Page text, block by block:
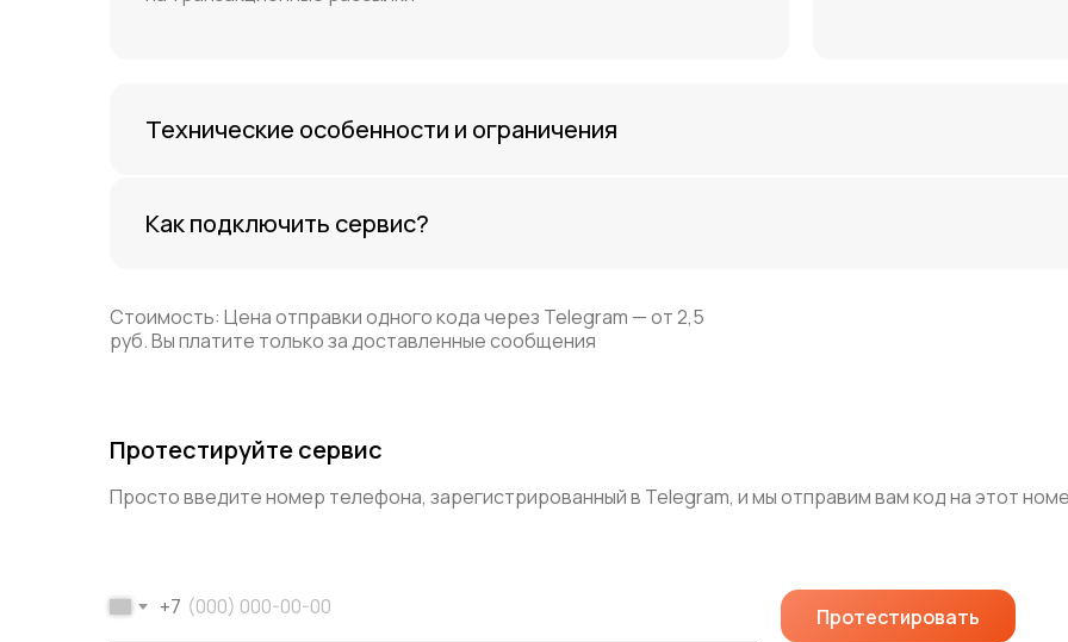
Технические особенности и ограничения
Как подключить сервис?
Стоимость: Цена отправки одного кода через Telegram — от 2,5
руб. Вы платите только за доставленные сообщения
Протестируйте сервис
Просто введите номер телефона, зарегистрированный в Telegram, и мы отправим вам код на этот
+7 Протестировать